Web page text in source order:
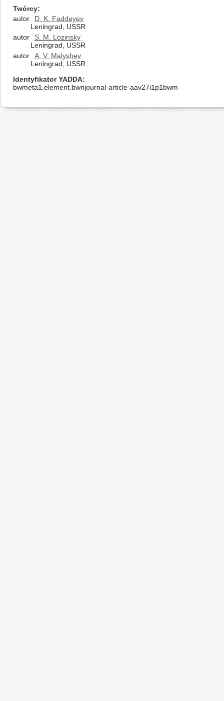
Twórcy
autor
D. K. Faddeyev
Leningrad, USSR
autor
S. M. Lozinsky
Leningrad, USSR
autor
A. V. Malyshev
Leningrad, USSR
Identyfikator YADDA
bwmeta1.element.bwnjournal-article-aav27i1p1bwm